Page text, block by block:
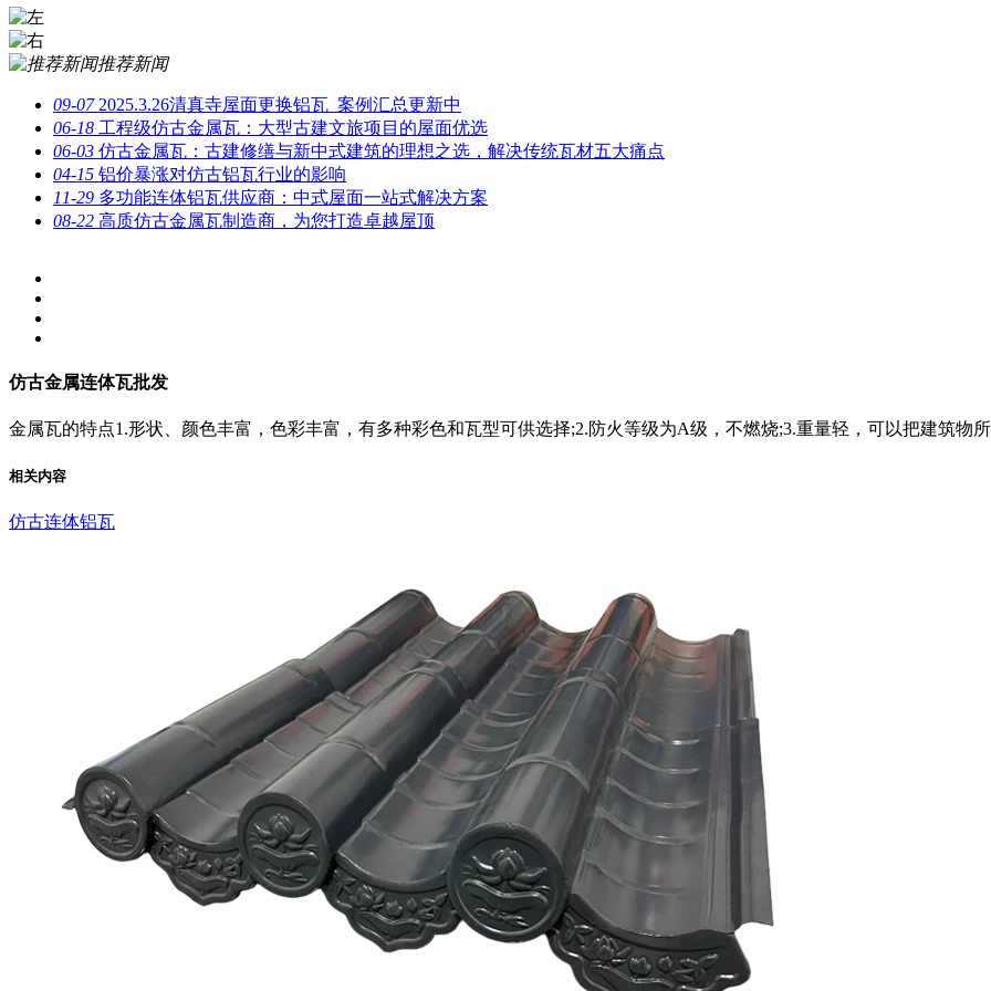
推荐新闻
09-07 2025.3.26清真寺屋面更换铝瓦_案例汇总更新中
06-18 工程级仿古金属瓦：大型古建文旅项目的屋面优选
06-03 仿古金属瓦：古建修缮与新中式建筑的理想之选，解决传统瓦材五大痛点
04-15 铝价暴涨对仿古铝瓦行业的影响
11-29 多功能连体铝瓦供应商：中式屋面一站式解决方案
08-22 高质仿古金属瓦制造商，为您打造卓越屋顶
仿古金属连体瓦批发
金属瓦的特点1.形状、颜色丰富，色彩丰富，有多种彩色和瓦型可供选择;2.防火等级为A级，不燃烧;3.重量轻，可以把建筑物
相关内容
仿古连体铝瓦